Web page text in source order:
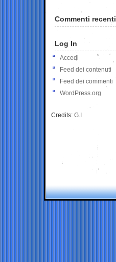
Commenti recenti
Log In
Accedi
Feed dei contenuti
Feed dei commenti
WordPress.org
Credits: G.I